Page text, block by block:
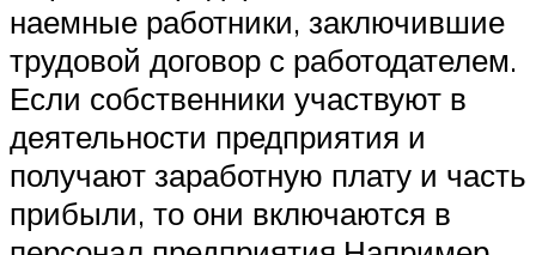
наемные работники, заключившие
трудовой договор с работодателем.
Если собственники участвуют в
деятельности предприятия и
получают заработную плату и часть
прибыли, то они включаются в